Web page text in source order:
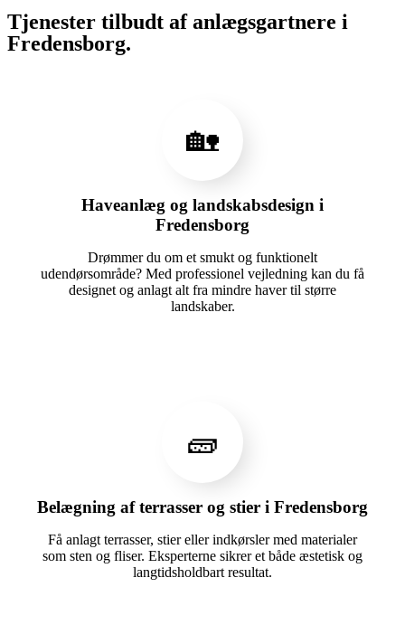
Tjenester tilbudt af anlægsgartnere i
Fredensborg.
🏡
Haveanlæg og landskabsdesign i
Fredensborg
Drømmer du om et smukt og funktionelt
udendørsområde? Med professionel vejledning kan du få
designet og anlagt alt fra mindre haver til større
landskaber.
🧱
Belægning af terrasser og stier i Fredensborg
Få anlagt terrasser, stier eller indkørsler med materialer
som sten og fliser. Eksperterne sikrer et både æstetisk og
langtidsholdbart resultat.